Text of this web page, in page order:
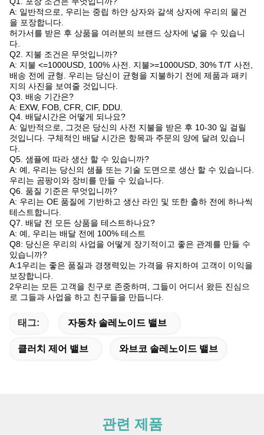
A: 일반적으로, 우리는 중립 하얀 상자와 갈색 상자에 우리의 물건
을 포장합니다.
허가서를 받은 후 상품을 여러분의 브랜드 상자에 넣을 수 있습니
다.
Q2. 지불 조건은 무엇입니까?
A: 지불 <=1000USD, 100% 사전. 지불>=1000USD, 30% T/T 사전,
배송 전에 균형. 우리는 당신이 균형을 지불하기 전에 제품과 패키
지의 사진을 보여줄 것입니다.
Q3. 배송 기간은?
A: EXW, FOB, CFR, CIF, DDU.
Q4. 배달시간은 어떻게 되나요?
A: 일반적으로, 그것은 당신의 사전 지불을 받은 후 10-30 일 걸릴
것입니다. 구체적인 배달 시간은 항목과 주문의 양에 달려 있습니
다.
Q5. 샘플에 따라 생산 할 수 있습니까?
A: 예, 우리는 당신의 샘플 또는 기술 도면으로 생산 할 수 있습니다.
우리는 곰팡이와 장비를 만들 수 있습니다.
Q6. 품질 기준은 무엇입니까?
A: 우리는 OE 품질에 기반하고 생산 라인 및 또한 출하 전에 하나씩
테스트합니다.
Q7. 배달 전 모든 상품을 테스트하나요?
A: 예, 우리는 배달 전에 100% 테스트
Q8: 당신은 우리의 사업을 어떻게 장기적이고 좋은 관계를 만들 수
있습니까?
A:1우리는 좋은 품질과 경쟁력있는 가격을 유지하여 고객이 이익을
보장합니다.
2우리는 모든 고객을 친구로 존중하며, 그들이 어디서 왔든 진심으
로 그들과 사업을 하고 친구들을 만듭니다.
태그: 자동차 솔레노이드 밸브
클러치 제어 밸브 와브코 솔레노이드 밸브
관련 제품